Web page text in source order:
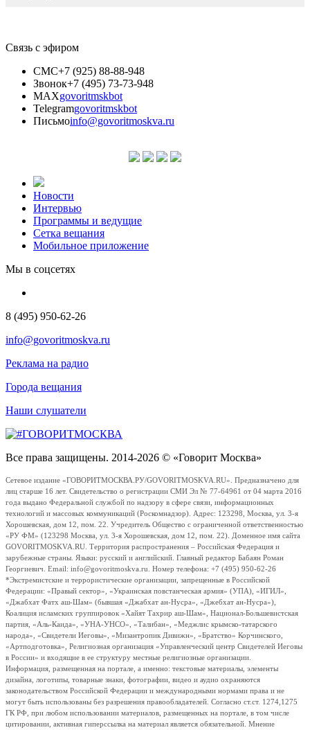
Связь с эфиром
СМС+7 (925) 88-88-948
Звонок+7 (495) 73-73-948
MAXgovoritmskbot
Telegramgovoritmskbot
Письмоinfo@govoritmoskva.ru
Новости
Интервью
Программы и ведущие
Сетка вещания
Мобильное приложение
Мы в соцсетях
8 (495) 950-62-26
info@govoritmoskva.ru
Реклама на радио
Города вещания
Наши слушатели
Все права защищены. 2014-2026 © «Говорит Москва»
Сетевое издание «ГОВОРИТМОСКВА.РУ/GOVORITMOSKVA.RU». Предназначено для
лиц старше 16 лет. Свидетельство о регистрации СМИ Эл № 77-64961 от 04 марта 2016
года выдано Федеральной службой по надзору в сфере связи, информационных
технологий и массовых коммуникаций (Роскомнадзор). Адрес: 123298, Москва, ул. 3-я
Хорошевская, дом 12, пом. 22. Учредитель Общество с ограниченной ответственностью
«РУ ФМ» (123298 Москва, ул. 3-я Хорошевская, дом 12, пом. 22). Доменное имя сайта
GOVORITMOSKVA.RU. Территория распространения – Российская Федерация и
зарубежные страны. Языки: русский и английский. Главный редактор Бабаян Роман
Георгиевич. Email: info@govoritmoskva.ru. Номер телефона: +7 (495) 950-62-26
*Экстремистские и террористические организации, запрещенные в Российской
Федерации: «Правый сектор», «Украинская повстанческая армия» (УПА), «ИГИЛ»,
«Джабхат Фатх аш-Шам» (бывшая «Джабхат ан-Нусра», «Джебхат ан-Нусра»),
Коалиция исламских группировок «Хайят Тахрир аш-Шам», Национал-Большевистская
партия, «Аль-Каида», «УНА-УНСО», «Талибан», «Меджлис крымско-татарского
народа», «Свидетели Иеговы», «Мизантропик Дивижн», «Братство» Корчинского,
«Артподготовка», Религиозная организация «Управленческий центр Свидетелей Иеговы
в России» и входящие в ее структуру местные религиозные организации.
Информация, размещенная на портале, а именно: текстовые материалы, элементы
дизайна, логотипы, товарные знаки, фотографии, видео и аудио охраняются
законодательством Российской Федерации и международными нормами права и не
могут быть использованы без разрешения правообладателей. Согласно ст.ст. 1274,1275
ГК РФ, при любом использовании материалов, размещенных на портале, в том числе
цитировании, активная гиперссылка на материал является обязательной. Мнение